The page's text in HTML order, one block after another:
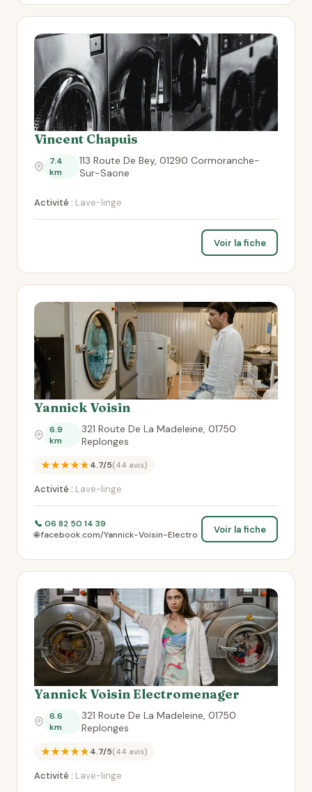
Vincent Chapuis
7.4
km
113 Route De Bey, 01290 Cormoranche-
Sur-Saone
Activité : Lave-linge
Voir la fiche
Yannick Voisin
6.9
km
321 Route De La Madeleine, 01750
Replonges
★★★★★4.7/5(44 avis)
Activité : Lave-linge
📞 06 82 50 14 39
🌐 facebook.com/Yannick-Voisin-Electro
Voir la fiche
Yannick Voisin Electromenager
6.6
km
321 Route De La Madeleine, 01750
Replonges
★★★★★4.7/5(44 avis)
Activité : Lave-linge